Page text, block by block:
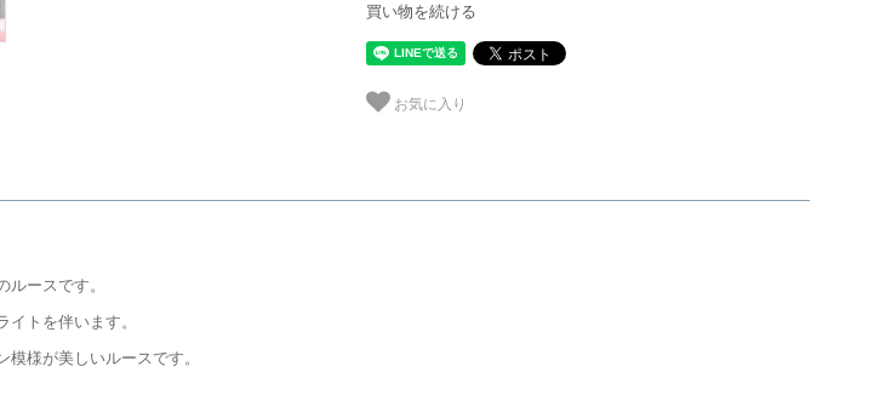
買い物を続ける
お気に入り
ースです。
トを伴います。
様が美しいルースです。